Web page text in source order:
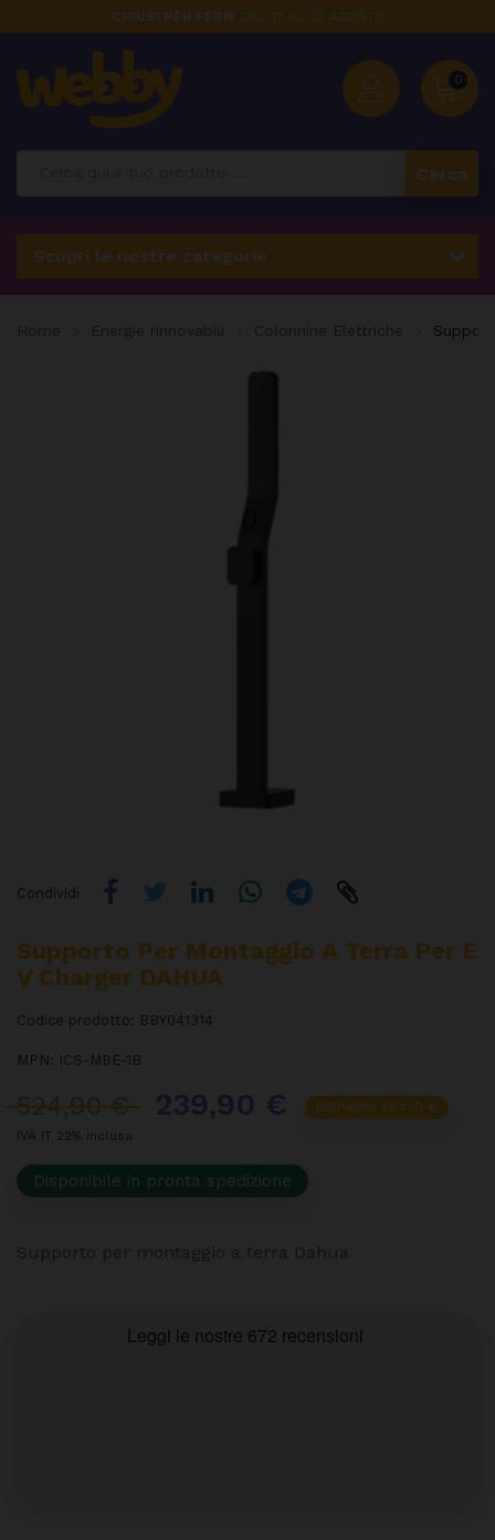
CHIUSI PER FERIE DAL 17 AL 23 AGOSTO
0
Cerca
Scopri le nostre categorie
Condividi
Supporto Per Montaggio A Terra Per E
V Charger DAHUA
Codice prodotto: BBY041314
MPN: ICS-MBE-1B
524,90 €
RISPARMI 284,10 €
IVA IT 22% inclusa
Disponibile in pronta spedizione